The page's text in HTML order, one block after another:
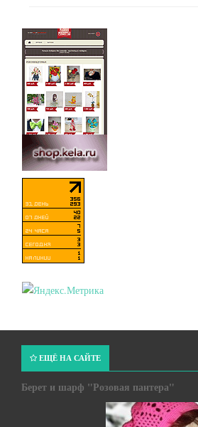
ЕЩЁ НА САЙТЕ
Берет и шарф "Розовая пантера"